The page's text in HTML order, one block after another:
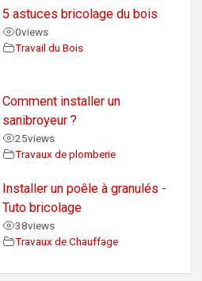
5 astuces bricolage du bois
0views
Travail du Bois
Comment installer un
sanibroyeur ?
25views
Travaux de plomberie
Installer un poêle à granulés -
Tuto bricolage
38views
Travaux de Chauffage